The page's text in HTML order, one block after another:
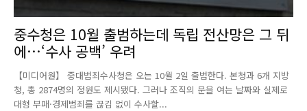
중수청은 10월 출범하는데 독립 전산망은 그 뒤
에…‘수사 공백’ 우려
【미디어원】 중대범죄수사청은 오는 10월 2일 출범한다. 본청과 6개 지방
청, 총 2874명의 정원도 제시됐다. 그러나 조직의 문을 여는 날짜와 실제로
대형 부패·경제범죄를 끊김 없이 수사할...